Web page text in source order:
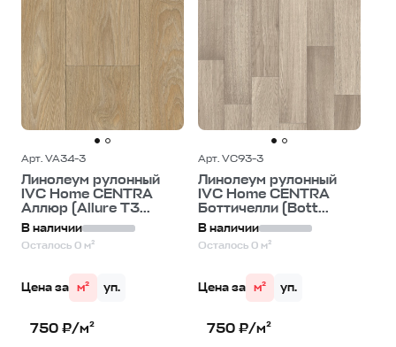
Арт. VA34-3
Линолеум рулонный
IVC Home CENTRA
Аллюр (Allure T3...
В наличии
Осталось 0 м²
Цена за м² уп.
750 ₽/м²
Арт. VC93-3
Линолеум рулонный
IVC Home CENTRA
Боттичелли (Bott...
В наличии
Осталось 0 м²
Цена за м² уп.
750 ₽/м²